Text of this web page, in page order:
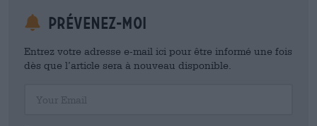
Prévenez-moi
Entrez votre adresse e-mail ici pour être informé une fois
dès que l’article sera à nouveau disponible.